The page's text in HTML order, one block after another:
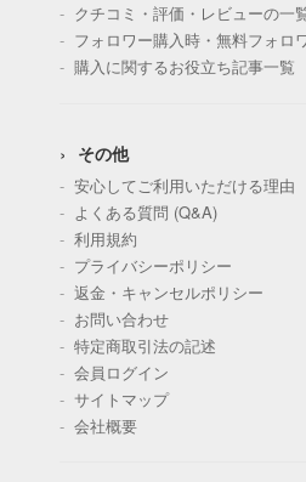
クチコミ・評価・レビューの一
フォロワー購入時・無料フォロ
購入に関するお役立ち記事一覧
その他
安心してご利用いただける理由
よくある質問 (Q&A)
利用規約
プライバシーポリシー
返金・キャンセルポリシー
お問い合わせ
特定商取引法の記述
会員ログイン
サイトマップ
会社概要